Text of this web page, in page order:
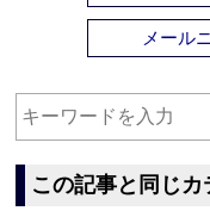
メール
この記事と同じ